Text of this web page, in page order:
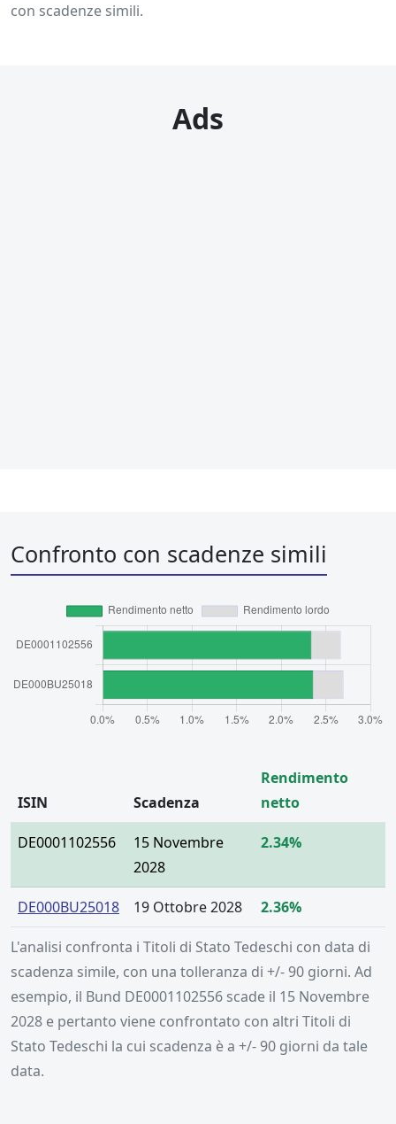
con scadenze simili.
Ads
Confronto con scadenze simili
L'analisi confronta i Titoli di Stato Tedeschi con data di
scadenza simile, con una tolleranza di +/- 90 giorni. Ad
esempio, il Bund DE0001102556 scade il 15 Novembre
2028 e pertanto viene confrontato con altri Titoli di
Stato Tedeschi la cui scadenza è a +/- 90 giorni da tale
data.
ISIN Scadenza
Rendimento
netto
DE0001102556
15 Novembre
2028
2.34%
DE000BU25018 19 Ottobre 2028 2.36%